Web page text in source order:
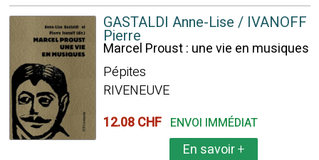
GASTALDI Anne-Lise / IVANOFF
Pierre
Marcel Proust : une vie en musiques
Pépites
RIVENEUVE
12.08 CHF ENVOI IMMÉDIAT
En savoir+